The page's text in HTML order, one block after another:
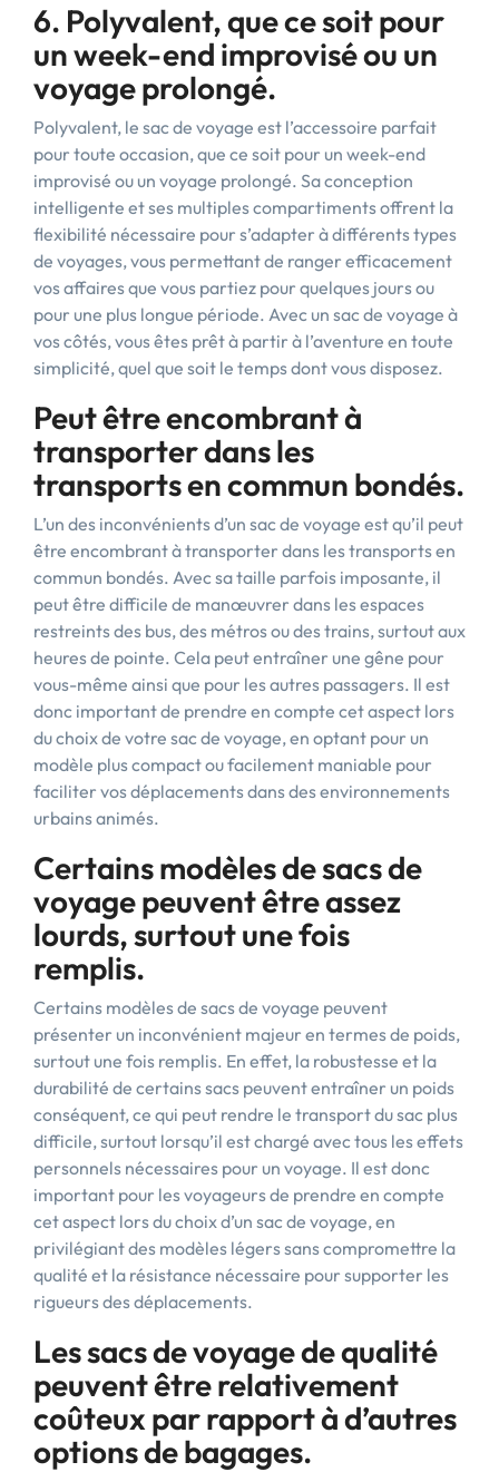
6. Polyvalent, que ce soit pour
un week-end improvisé ou un
voyage prolongé.
Polyvalent, le sac de voyage est l’accessoire parfait
pour toute occasion, que ce soit pour un week-end
improvisé ou un voyage prolongé. Sa conception
intelligente et ses multiples compartiments offrent la
flexibilité nécessaire pour s’adapter à différents types
de voyages, vous permettant de ranger efficacement
vos affaires que vous partiez pour quelques jours ou
pour une plus longue période. Avec un sac de voyage à
vos côtés, vous êtes prêt à partir à l’aventure en toute
simplicité, quel que soit le temps dont vous disposez.
Peut être encombrant à
transporter dans les
transports en commun bondés.
L’un des inconvénients d’un sac de voyage est qu’il peut
être encombrant à transporter dans les transports en
commun bondés. Avec sa taille parfois imposante, il
peut être difficile de manœuvrer dans les espaces
restreints des bus, des métros ou des trains, surtout aux
heures de pointe. Cela peut entraîner une gêne pour
vous-même ainsi que pour les autres passagers. Il est
donc important de prendre en compte cet aspect lors
du choix de votre sac de voyage, en optant pour un
modèle plus compact ou facilement maniable pour
faciliter vos déplacements dans des environnements
urbains animés.
Certains modèles de sacs de
voyage peuvent être assez
lourds, surtout une fois
remplis.
Certains modèles de sacs de voyage peuvent
présenter un inconvénient majeur en termes de poids,
surtout une fois remplis. En effet, la robustesse et la
durabilité de certains sacs peuvent entraîner un poids
conséquent, ce qui peut rendre le transport du sac plus
difficile, surtout lorsqu’il est chargé avec tous les effets
personnels nécessaires pour un voyage. Il est donc
important pour les voyageurs de prendre en compte
cet aspect lors du choix d’un sac de voyage, en
privilégiant des modèles légers sans compromettre la
qualité et la résistance nécessaire pour supporter les
rigueurs des déplacements.
Les sacs de voyage de qualité
peuvent être relativement
coûteux par rapport à d’autres
options de bagages.